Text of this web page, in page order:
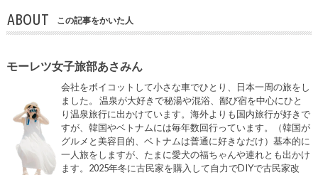
ABOUT この記事をかいた人
モーレツ女子旅部あさみん
会社をボイコットして小さな車でひとり、日本一周の旅をし
ました。 温泉が大好きで秘湯や混浴、鄙び宿を中心にひと
り温泉旅行に出かけています。海外よりも国内旅行が好きで
すが、韓国やベトナムには毎年数回行っています。（韓国が
グルメと美容目的、ベトナムは普通に好きなだけ）基本的に
一人旅をしますが、たまに愛犬の福ちゃんや連れとも出かけ
ます。2025年冬に古民家を購入して自力でDIYで古民家改